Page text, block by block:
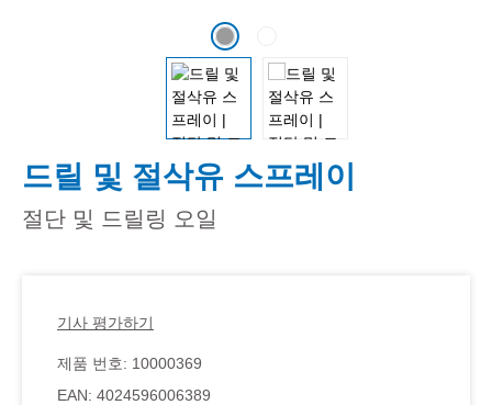
드릴 및 절삭유 스프레이
절단 및 드릴링 오일
기사 평가하기
제품 번호: 10000369
EAN: 4024596006389